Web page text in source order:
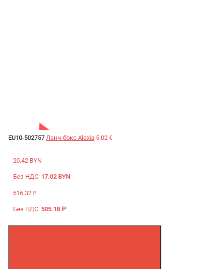
EU10-502757 Ланч-бокс Alexia 5.02 €
20.42 BYN
Без НДС: 17.02 BYN
616.32 ₽
Без НДС: 505.18 ₽